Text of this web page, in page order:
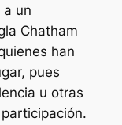
un
Chatham
han
pues
u otras